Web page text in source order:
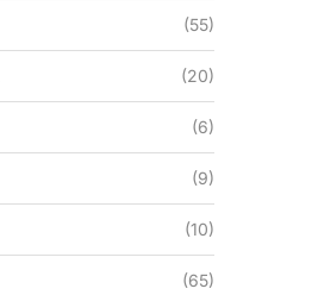
(55)
(20)
(6)
(9)
(10)
(65)